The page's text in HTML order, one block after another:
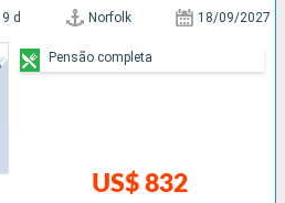
9 d Norfolk 18/09/2027
US$ 832
Pensão completa